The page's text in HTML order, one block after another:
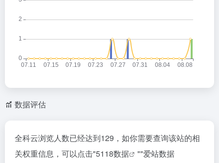
数据评估
全科云浏览人数已经达到129，如你需要查询该站的相
关权重信息，可以点击"5118数据 ""爱站数据